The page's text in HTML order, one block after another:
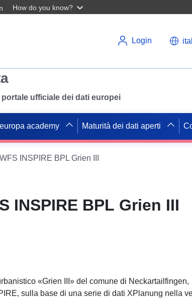
How do you know?
Login
Il portale ufficiale dei dati europei
academy Maturità dei dati aperti
WFS INSPIRE BPL Grien III
INSPIRE BPL Grien III
«Grien III» del comune di Neckartailfingen,
sulla base di una serie di dati XPlanung nella